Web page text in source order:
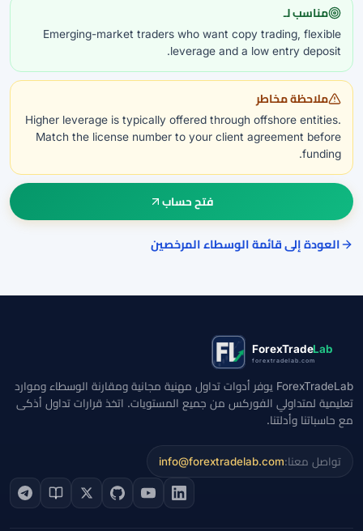
مناسب لـ
Emerging-market traders who want copy trading, flexible
leverage and a low entry deposit.
ملاحظة مخاطر
Higher leverage is typically offered through offshore entities.
Match the license number to your client agreement before
funding.
فتح حساب
العودة إلى قائمة الوسطاء المرخصين
ForexTradeLab
forextradelab.com
ForexTradeLab يوفر أدوات تداول مهنية مجانية ومقارنة الوسطاء وموارد
تعليمية لمتداولي الفوركس من جميع المستويات. اتخذ قرارات تداول أذكى
مع حاسباتنا وأدلتنا.
تواصل معنا:info@forextradelab.com